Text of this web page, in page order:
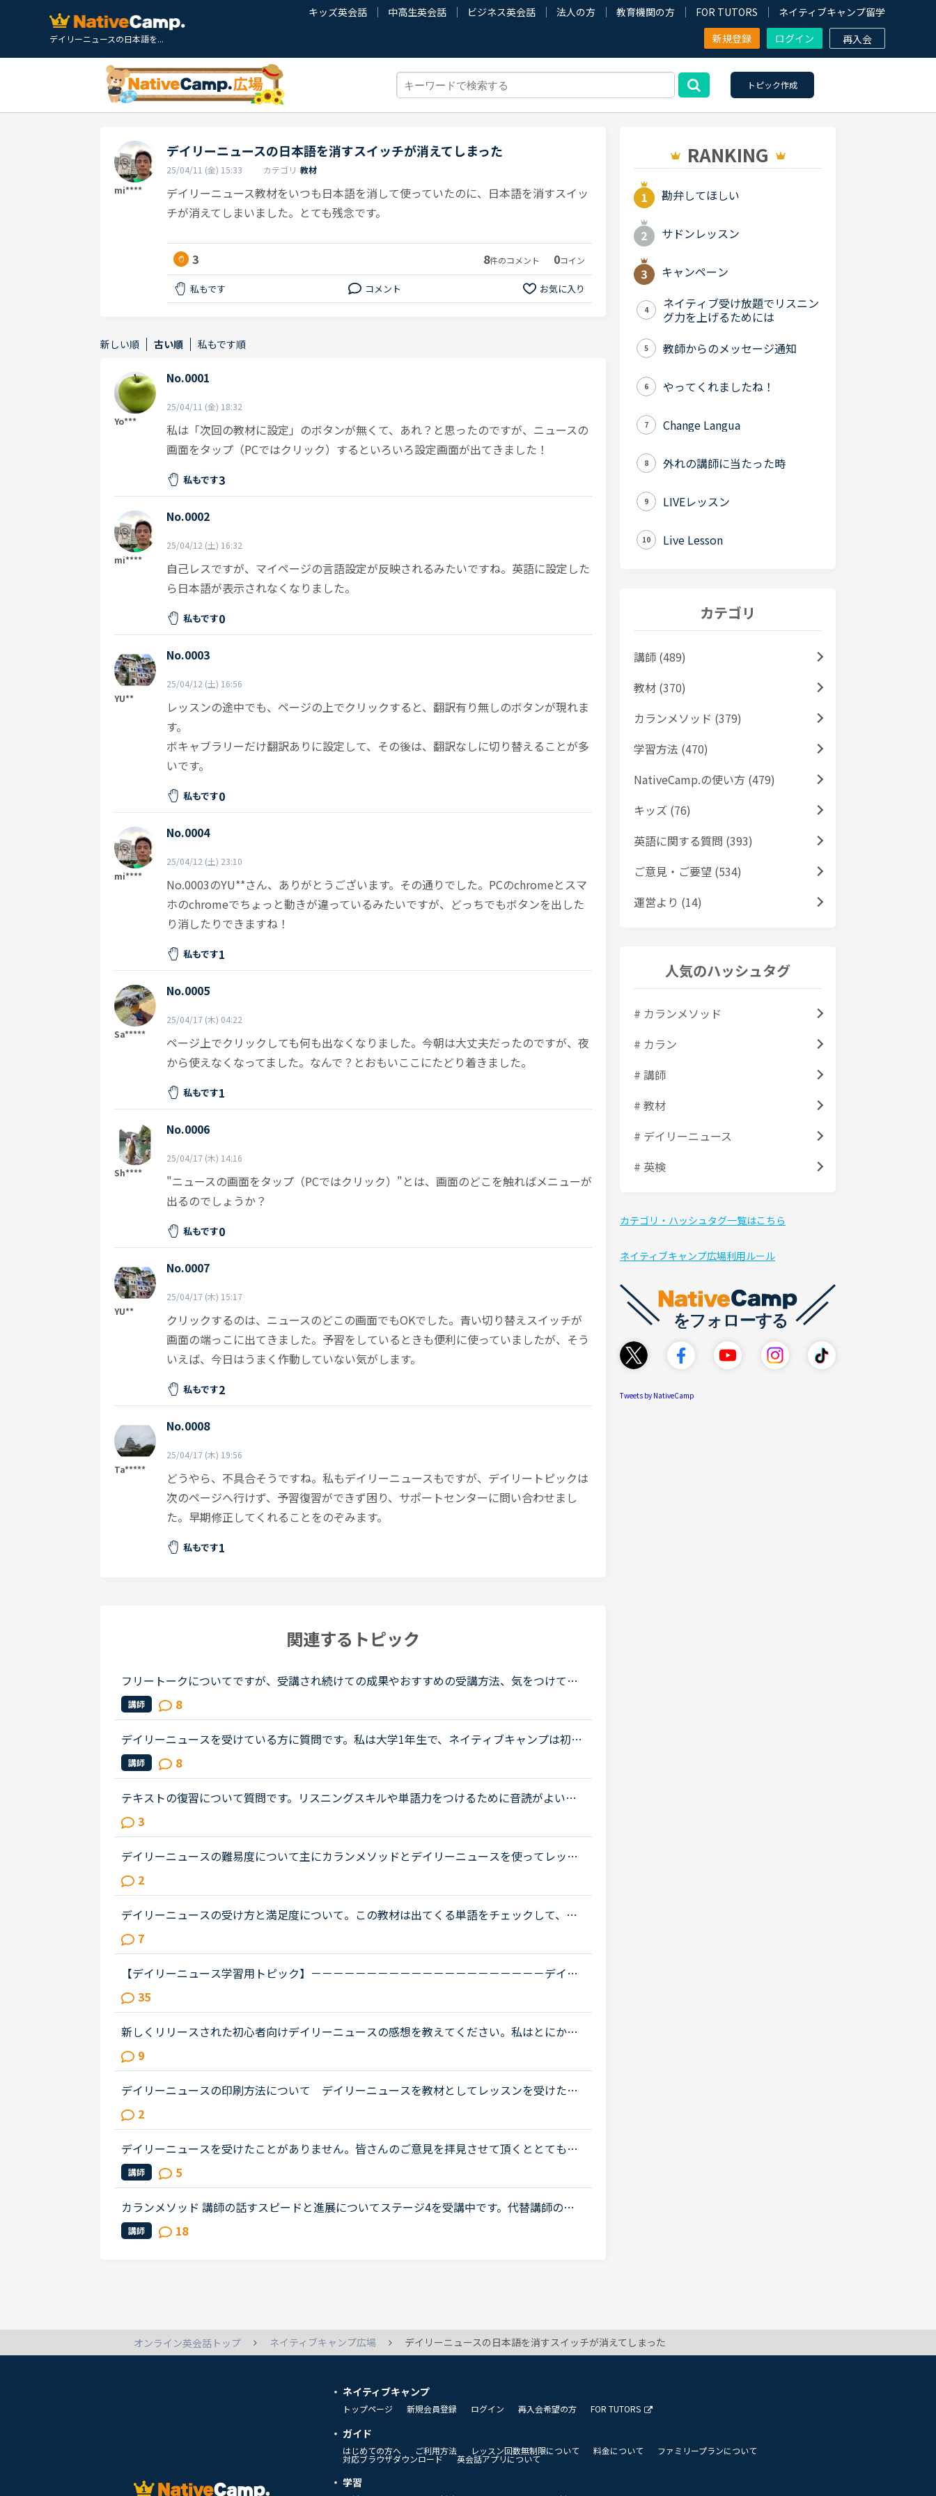
デイリーニュースの日本語を...
キッズ英会話 中高生英会話 ビジネス英会話 法人の方 教育機関の方 FOR TUTORS
ネイティブキャンプ留学
新規登録
ログイン 再入会
トピック作成
mi****
デイリーニュースの日本語を消すスイッチが消えてしまった
25/04/11 (金) 15:33 カテゴリ 教材
デイリーニュース教材をいつも日本語を消して使っていたのに、日本語を消すスイッ
チが消えてしまいました。とても残念です。
3 8件のコメント 0コイン
私もです コメント お気に入り
新しい順 古い順 私もです順
Yo***
No.0001
25/04/11 (金) 18:32
私は「次回の教材に設定」のボタンが無くて、あれ？と思ったのですが、ニュースの
画面をタップ（PCではクリック）するといろいろ設定画面が出てきました！
私もです3
mi****
No.0002
25/04/12 (土) 16:32
自己レスですが、マイページの言語設定が反映されるみたいですね。英語に設定した
ら日本語が表示されなくなりました。
私もです0
YU**
No.0003
25/04/12 (土) 16:56
レッスンの途中でも、ページの上でクリックすると、翻訳有り無しのボタンが現れま
す。
ボキャブラリーだけ翻訳ありに設定して、その後は、翻訳なしに切り替えることが多
いです。
私もです0
mi****
No.0004
25/04/12 (土) 23:10
No.0003のYU**さん、ありがとうございます。その通りでした。PCのchromeとスマ
ホのchromeでちょっと動きが違っているみたいですが、どっちでもボタンを出した
り消したりできますね！
私もです1
Sa*****
No.0005
25/04/17 (木) 04:22
ページ上でクリックしても何も出なくなりました。今朝は大丈夫だったのですが、夜
から使えなくなってました。なんで？とおもいここにたどり着きました。
私もです1
Sh****
No.0006
25/04/17 (木) 14:16
"ニュースの画面をタップ（PCではクリック）"とは、画面のどこを触ればメニューが
出るのでしょうか？
私もです0
YU**
No.0007
25/04/17 (木) 15:17
クリックするのは、ニュースのどこの画面でもOKでした。青い切り替えスイッチが
画面の端っこに出てきました。予習をしているときも便利に使っていましたが、そう
いえば、今日はうまく作動していない気がします。
私もです2
Ta*****
No.0008
25/04/17 (木) 19:56
どうやら、不具合そうですね。私もデイリーニュースもですが、デイリートピックは
次のページへ行けず、予習復習ができず困り、サポートセンターに問い合わせまし
た。早期修正してくれることをのぞみます。
私もです1
関連するトピック
フリートークについてですが、受講され続けての成果やおすすめの受講方法、気をつけてい
ることあれば教えていただけないでしょうか。これからはアウトプットも鍛えたいので、フ
リートークを受講する機会を増やし...
講師 8
デイリーニュースを受けている方に質問です。私は大学1年生で、ネイティブキャンプは初め
てまだひと月足らずの初心者です。一応英語系の学問をしていて、今月受けたスピーキング
テストは6でした。普段は、できる...
講師 8
テキストの復習について質問です。リスニングスキルや単語力をつけるために音読がよいと
言われ、実際に音読を三冊ぐらい実施しました（一つの長文を20回づつ）が、自分の中で上
達がないように思っています。また...
3
デイリーニュースの難易度について主にカランメソッドとデイリーニュースを使ってレッス
ンを受講しています。デイリーニュースが日によって難易度が変わり、とても簡単な時と少
し難しいと感じる時があります。簡...
2
デイリーニュースの受け方と満足度について。この教材は出てくる単語をチェックして、オ
ーディオを聞いて、質問に答えて、ディスカッションする。という流れで合ってますか？
みなさまはレッスンでオーディオを...
7
【デイリーニュース学習用トピック】－－－－－－－－－－－－－－－－－－－－－デイリ
ーニュースの学習の効果を上げるために、記事について意見を交換したり、記事の中の単語
や文法についての発見や質問を投稿...
35
新しくリリースされた初心者向けデイリーニュースの感想を教えてください。私はとにかく
レッスンを継続したいタイプで、負荷が続くとレッスン受講自体から遠ざかってしまう、マ
ンスリーテスト６レベルの生徒です...
9
デイリーニュースの印刷方法について デイリーニュースを教材としてレッスンを受けたい
のですが、レッスンを効率的にするためにも事前にニュースを読み、ディスカッションをメ
インにレッスンを進めたいと思って...
2
デイリーニュースを受けたことがありません。皆さんのご意見を拝見させて頂くととても楽
しまれているようですね。ところで質問ですが、どの様な方がデイリーニュースを受けてお
られるのでしょうか？仕事で英語を...
講師 5
カランメソッド 講師の話すスピードと進展についてステージ4を受講中です。代替講師の話
すスピードが余りに早すぎて、やる気がポッキリ折れてしまいました 笑Daily revisionもNew
workの説明も含めて超高速で質問...
講師 18
RANKING
勘弁してほしい
サドンレッスン
キャンペーン
4
ネイティブ受け放題でリスニン
グ力を上げるためには
5 教師からのメッセージ通知
6 やってくれましたね！
7 Change Langua
8 外れの講師に当たった時
9 LIVEレッスン
10 Live Lesson
カテゴリ
講師 (489)
教材 (370)
カランメソッド (379)
学習方法 (470)
NativeCamp.の使い方 (479)
キッズ (76)
英語に関する質問 (393)
ご意見・ご要望 (534)
運営より (14)
人気のハッシュタグ
# カランメソッド
# カラン
# 講師
# 教材
# デイリーニュース
# 英検
カテゴリ・ハッシュタグ一覧はこちら
ネイティブキャンプ広場利用ルール
Tweets by NativeCamp
オンライン英会話トップ ネイティブキャンプ広場 デイリーニュースの日本語を消すスイッチが消えてしまった
ネイティブキャンプ
トップページ 新規会員登録 ログイン 再入会希望の方 FOR TUTORS
ガイド
はじめての方へ ご利用方法 レッスン回数無制限について 料金について ファミリープランについて
対応ブラウザダウンロード 英会話アプリについて
学習